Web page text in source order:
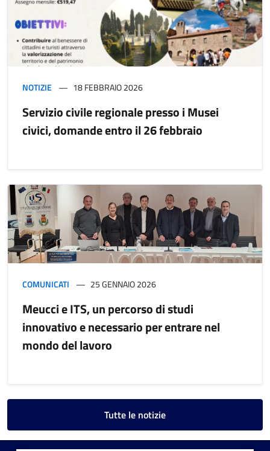
NOTIZIE 18 FEBBRAIO 2026
Servizio civile regionale presso i Musei
civici, domande entro il 26 febbraio
COMUNICATI 25 GENNAIO 2026
Meucci e ITS, un percorso di studi
innovativo e necessario per entrare nel
mondo del lavoro
Tutte le notizie